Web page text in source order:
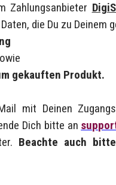
Zahlungsanbieter
die Du zu Deinem
gekauften Produkt.
mit Deinen
Dich bitte an
Beachte auch